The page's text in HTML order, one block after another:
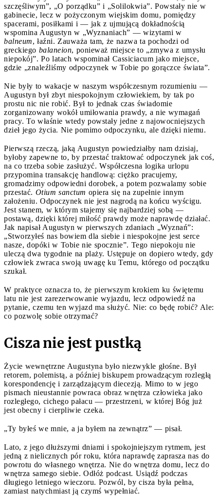
szczęśliwym”, „O porządku” i „Solilokwia”. Powstały nie w
gabinecie, lecz w pożyczonym wiejskim domu, pomiędzy
spacerami, posiłkami i — jak z ujmującą dokładnością
wspomina Augustyn w „Wyznaniach” — wizytami w
balneum, łaźni. Zauważa tam, że nazwa ta pochodzi od
greckiego balaneion, ponieważ miejsce to „zmywa z umysłu
niepokój”. Po latach wspominał Cassiciacum jako miejsce,
gdzie „znaleźliśmy odpoczynek w Tobie po gorączce świata”.
Nie były to wakacje w naszym współczesnym rozumieniu —
Augustyn był zbyt niespokojnym człowiekiem, by tak po
prostu nic nie robić. Był to jednak czas świadomie
zorganizowany wokół umiłowania prawdy, a nie wymagań
pracy. To właśnie wtedy powstały jedne z najowocniejszych
dzieł jego życia. Nie pomimo odpoczynku, ale dzięki niemu.
Pierwszą rzeczą, jaką Augustyn powiedziałby nam dzisiaj,
byłoby zapewne to, by przestać traktować odpoczynek jak coś,
na co trzeba sobie zasłużyć. Współczesna logika urlopu
przypomina transakcję handlową: ciężko pracujemy,
gromadzimy odpowiedni dorobek, a potem pozwalamy sobie
przestać. Otium sanctum opiera się na zupełnie innym
założeniu. Odpoczynek nie jest nagrodą na końcu wyścigu.
Jest stanem, w którym stajemy się najbardziej sobą —
postawą, dzięki której miłość prawdy może naprawdę działać.
Jak napisał Augustyn w pierwszych zdaniach „Wyznań”:
„Stworzyłeś nas bowiem dla siebie i niespokojne jest serce
nasze, dopóki w Tobie nie spocznie”. Tego niepokoju nie
uleczą dwa tygodnie na plaży. Ustępuje on dopiero wtedy, gdy
człowiek zwraca swoją uwagę ku Temu, którego od początku
szukał.
W praktyce oznacza to, że pierwszym krokiem ku świętemu
latu nie jest zarezerwowanie wyjazdu, lecz odpowiedź na
pytanie, czemu ten wyjazd ma służyć. Nie: co będę robić? Ale:
co pozwolę sobie otrzymać?
Cisza nie jest pustką
Życie wewnętrzne Augustyna było niezwykle głośne. Był
retorem, polemistą, a później biskupem prowadzącym rozległą
korespondencję i zarządzającym diecezją. Mimo to w jego
pismach nieustannie powraca obraz wnętrza człowieka jako
rozległego, cichego pałacu — przestrzeni, w której Bóg już
jest obecny i cierpliwie czeka.
„Ty byłeś we mnie, a ja byłem na zewnątrz” — pisał.
Lato, z jego dłuższymi dniami i spokojniejszym rytmem, jest
jedną z nielicznych pór roku, która naprawdę zaprasza nas do
powrotu do własnego wnętrza. Nie do wnętrza domu, lecz do
wnętrza samego siebie. Odłóż podcast. Usiądź podczas
długiego letniego wieczoru. Pozwól, by cisza była pełna,
zamiast natychmiast ją czymś wypełniać.